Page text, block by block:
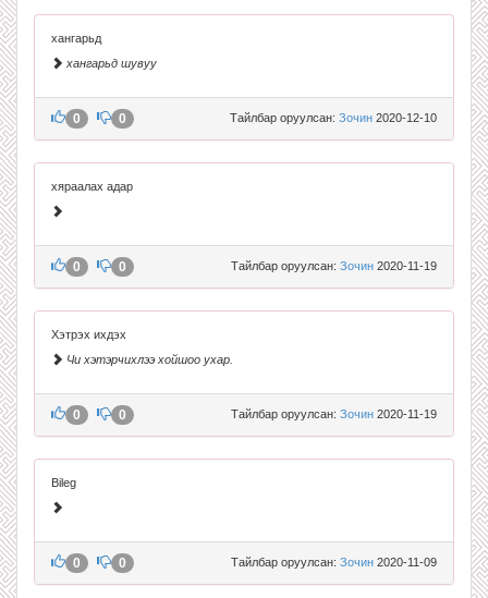
хангарьд
хангарьд шувуу
Тайлбар оруулсан: Зочин 2020-12-10
0 0
хяраалах адар
Тайлбар оруулсан: Зочин 2020-11-19
0 0
Хэтрэх ихдэх
Чи хэтэрчихлээ хойшоо ухар.
Тайлбар оруулсан: Зочин 2020-11-19
0 0
Bileg
Тайлбар оруулсан: Зочин 2020-11-09
0 0